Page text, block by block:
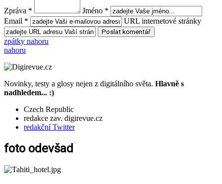
Zpráva *
Jméno *
Email *
URL internetové stránky
zpátky nahoru
nahoru
Novinky, testy a glosy nejen z digitálního světa. Hlavně s
nadhledem... :)
Czech Republic
redakce zav. digirevue.cz
redakční Twitter
foto odevšad